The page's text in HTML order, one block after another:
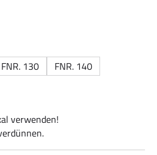
FNR. 130
FNR. 140
verwenden!